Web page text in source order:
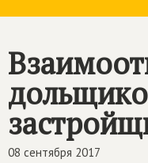
08 сентября 2017